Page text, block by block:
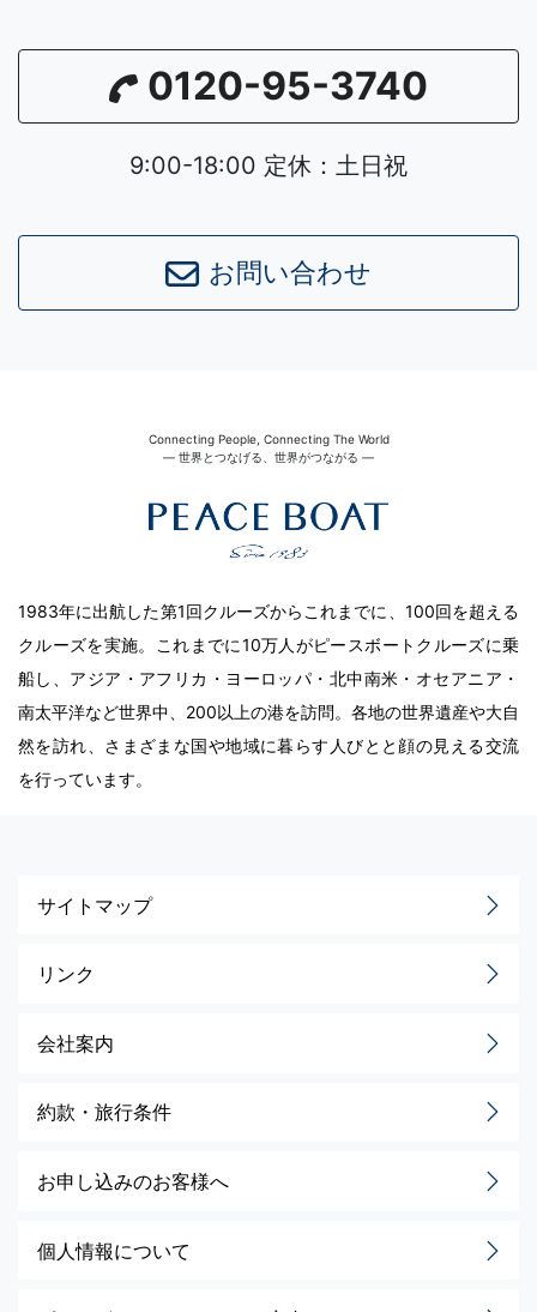
0120-95-3740
9:00-18:00 定休：土日祝
お問い合わせ
Connecting People, Connecting The World
― 世界とつなげる、世界がつながる ―
1983年に出航した第1回クルーズからこれまでに、100回を超える
クルーズを実施。これまでに10万人がピースボートクルーズに乗
船し、アジア・アフリカ・ヨーロッパ・北中南米・オセアニア・
南太平洋など世界中、200以上の港を訪問。各地の世界遺産や大自
然を訪れ、さまざまな国や地域に暮らす人びとと顔の見える交流
を行っています。
サイトマップ
リンク
会社案内
約款・旅行条件
お申し込みのお客様へ
個人情報について